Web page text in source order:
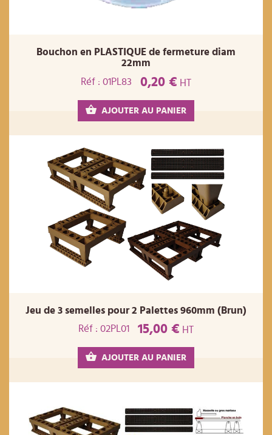
Bouchon en PLASTIQUE de fermeture diam
22mm
Réf : 01PL83
0,20 € HT
AJOUTER AU PANIER
Jeu de 3 semelles pour 2 Palettes 960mm (Brun)
Réf : 02PL01
15,00 € HT
AJOUTER AU PANIER